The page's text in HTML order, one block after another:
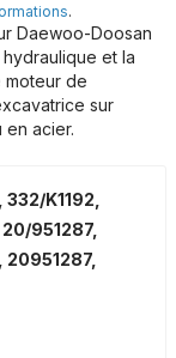
.
Daewoo-Doosan
et la
de
sur
acier.
K1192,
951287,